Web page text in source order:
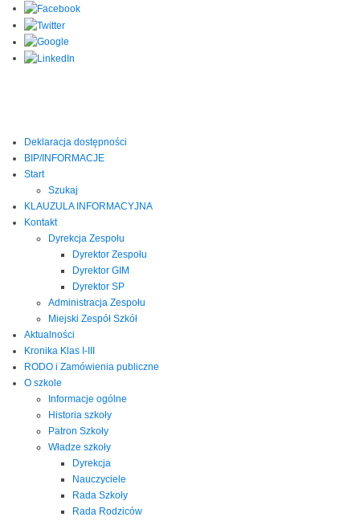
Deklaracja dostępności
BIP/INFORMACJE
Start
Szukaj
KLAUZULA INFORMACYJNA
Kontakt
Dyrekcja Zespołu
Dyrektor Zespołu
Dyrektor GIM
Dyrektor SP
Administracja Zespołu
Miejski Zespół Szkół
Aktualności
Kronika Klas I-III
RODO i Zamówienia publiczne
O szkole
Informacje ogólne
Historia szkoły
Patron Szkoły
Władze szkoły
Dyrekcja
Nauczyciele
Rada Szkoły
Rada Rodziców